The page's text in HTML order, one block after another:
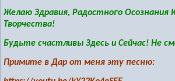
Желаю Здравия, Радостного Осознания
Творчества!
Будьте счастливы Здесь и Сейчас! Не
Примите в Дар от меня эту песню: